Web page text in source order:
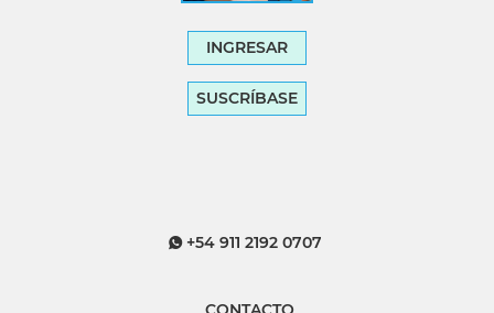
INGRESAR
SUSCRÍBASE
+54 911 2192 0707